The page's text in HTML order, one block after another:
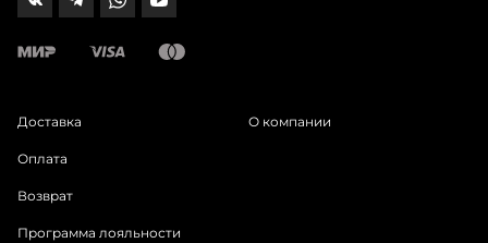
Доставка
Оплата
Возврат
Программа лояльности
О компании